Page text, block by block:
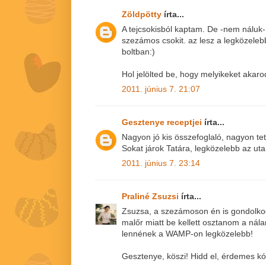
Zöldpötty írta...
A tejcsokisból kaptam. De -nem
szezámos csokit. az lesz a
boltban:)
Hol jelölted be, hogy melyikeket
2011. június 7. 21:07
Gesztenye receptjei írta...
Nagyon jó kis összefoglaló, nagyon
Sokat járok Tatára, legközelebb az
2011. június 7. 23:14
Praliné Zsuzsi írta...
Zsuzsa, a szezámoson én is
malőr miatt be kellett osztanom a
lennének a WAMP-on legközelebb!
Gesztenye, köszi! Hidd el, érdemes